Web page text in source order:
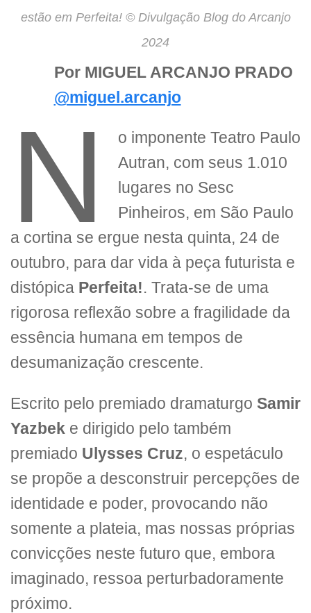
estão em Perfeita! © Divulgação Blog do Arcanjo
2024
Por MIGUEL ARCANJO PRADO
@miguel.arcanjo
N
o imponente Teatro Paulo
Autran, com seus 1.010
lugares no Sesc
Pinheiros, em São Paulo
a cortina se ergue nesta quinta, 24 de
outubro, para dar vida à peça futurista e
distópica Perfeita!. Trata-se de uma
rigorosa reflexão sobre a fragilidade da
essência humana em tempos de
desumanização crescente.
Escrito pelo premiado dramaturgo Samir
Yazbek e dirigido pelo também
premiado Ulysses Cruz, o espetáculo
se propõe a desconstruir percepções de
identidade e poder, provocando não
somente a plateia, mas nossas próprias
convicções neste futuro que, embora
imaginado, ressoa perturbadoramente
próximo.